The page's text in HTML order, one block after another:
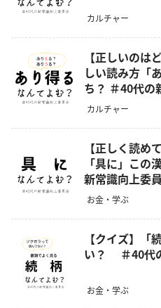
カルチャー
【正しいのは
しい読み方「
ち？ ＃40代の
カルチャー
【正しく読め
「具に」こ
新常識向上委
お金・学ぶ
【クイズ】「
い？ ＃40代
お金・学ぶ